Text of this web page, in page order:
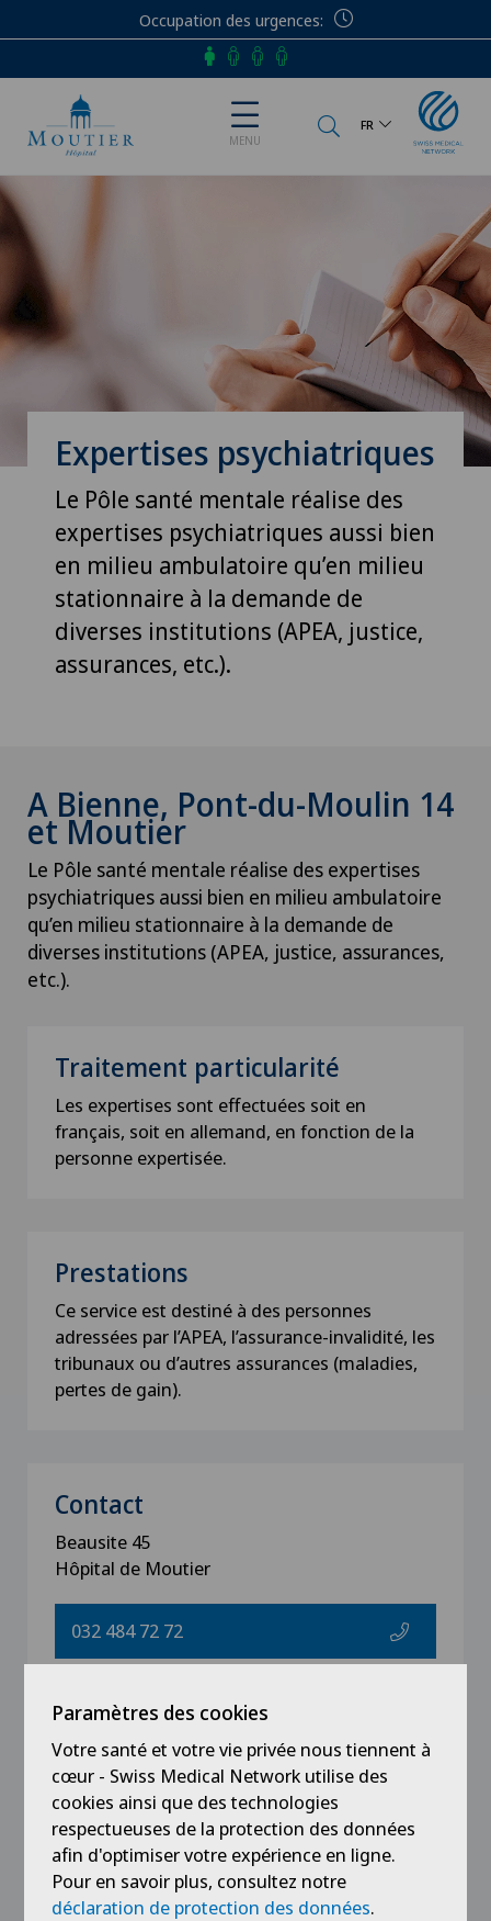
Occupation des urgences
Téléphone
MENU
FR
Expertises psychiatriques
Le Pôle santé mentale réalise des
expertises psychiatriques aussi bien
en milieu ambulatoire qu’en milieu
stationnaire à la demande de
diverses institutions (APEA, justice,
assurances, etc.).
A Bienne, Pont-du-Moulin 14
et Moutier
Le Pôle santé mentale réalise des expertises
psychiatriques aussi bien en milieu ambulatoire
qu’en milieu stationnaire à la demande de
diverses institutions (APEA, justice, assurances,
etc.).
Traitement particularité
Les expertises sont effectuées soit en
français, soit en allemand, en fonction de la
personne expertisée.
Prestations
Ce service est destiné à des personnes
adressées par l’APEA, l’assurance-invalidité, les
tribunaux ou d’autres assurances (maladies,
pertes de gain).
Contact
Beausite 45
Hôpital de Moutier
032 484 72 72
Notre médecin
Paramètres des cookies
Votre santé et votre vie privée nous tiennent à
cœur - Swiss Medical Network utilise des
cookies ainsi que des technologies
respectueuses de la protection des données
afin d'optimiser votre expérience en ligne.
Pour en savoir plus, consultez notre
déclaration de protection des données.